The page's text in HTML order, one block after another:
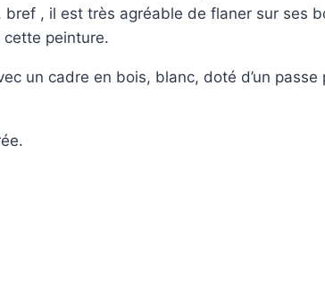
, il est très agréable de flaner sur ses
peinture.
un cadre en bois, blanc, doté d’un